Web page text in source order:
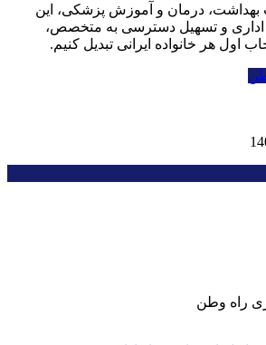
درمان و آموزش پزشکی، این
اداری و تسهیل دسترسی به متخصص،
اول هر خانواده ایرانی تبدیل کنیم.
راه وطن